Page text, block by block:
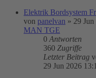
Elektrik Bordsystem
von panelvan » 29
MAN TGE
0 Antworten
360 Zugriffe
Letzter Beitrag
29 Jun 2026